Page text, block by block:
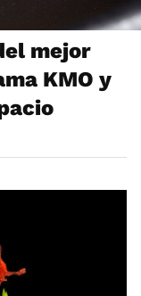
mejor
KMO y